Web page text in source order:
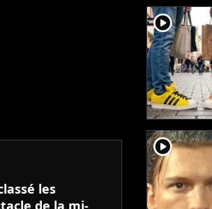
les
de la mi-
player2
player2